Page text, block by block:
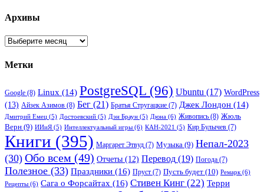
Архивы
Архивы
Метки
Google (8) Linux (14) PostgreSQL (96) Ubuntu (17) WordPress
(13) Айзек Азимов (8) Бег (21) Братья Стругацкие (7) Джек Лондон (14)
Дмитрий Емец (5) Достоевский (5) Дэн Браун (5) Дюна (6) Живопись (8) Жюль
Верн (9) ИИиЯ (5) Интеллектуальный игры (6) КАН-2021 (5) Кир Булычев (7)
Книги (395) Маргарет Этвуд (7) Музыка (9) Непал-2023
(30) Обо всем (49) Отчеты (12) Перевод (19) Погода (7)
Полезное (33) Праздники (16) Пруст (7) Пусть будет (10) Ремарк (6)
Рецепты (6) Сага о Форсайтах (16) Стивен Кинг (22) Терри